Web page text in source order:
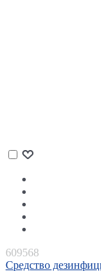
609568
Средство